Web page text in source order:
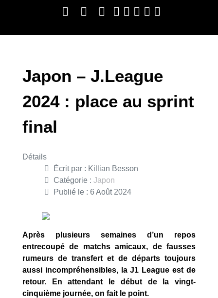
Japon – J.League
2024 : place au sprint
final
Détails
Écrit par : Killian Besson
Catégorie : Japon
Publié le : 6 Août 2024
Après plusieurs semaines d’un repos
entrecoupé de matchs amicaux, de fausses
rumeurs de transfert et de départs toujours
aussi incompréhensibles, la J1 League est de
retour. En attendant le début de la vingt-
cinquième journée, on fait le point.